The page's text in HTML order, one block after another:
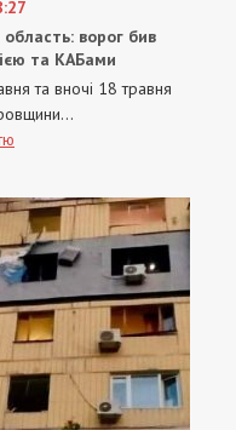
ворог бив
та КАБами
та вночі 18 травня